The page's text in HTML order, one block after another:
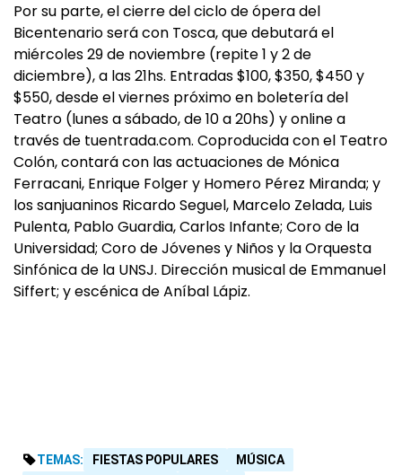
Por su parte, el cierre del ciclo de ópera del
Bicentenario será con Tosca, que debutará el
miércoles 29 de noviembre (repite 1 y 2 de
diciembre), a las 21hs. Entradas $100, $350, $450 y
$550, desde el viernes próximo en boletería del
Teatro (lunes a sábado, de 10 a 20hs) y online a
través de tuentrada.com. Coproducida con el Teatro
Colón, contará con las actuaciones de Mónica
Ferracani, Enrique Folger y Homero Pérez Miranda; y
los sanjuaninos Ricardo Seguel, Marcelo Zelada, Luis
Pulenta, Pablo Guardia, Carlos Infante; Coro de la
Universidad; Coro de Jóvenes y Niños y la Orquesta
Sinfónica de la UNSJ. Dirección musical de Emmanuel
Siffert; y escénica de Aníbal Lápiz.
TEMAS: FIESTAS POPULARES
MÚSICA